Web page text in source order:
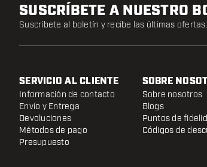
SUSCRÍBETE A NUESTRO
Suscríbete al boletín y recibe las últimas ofertas.
SERVICIO AL CLIENTE
Información de contacto
Envío y Entrega
Devoluciones
Métodos de pago
Presupuesto
SOBRE
Sobre nosotros
Blogs
Puntos de
Códigos de